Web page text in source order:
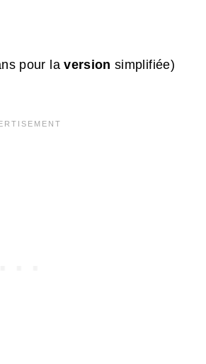
pour laversion simplifiée)